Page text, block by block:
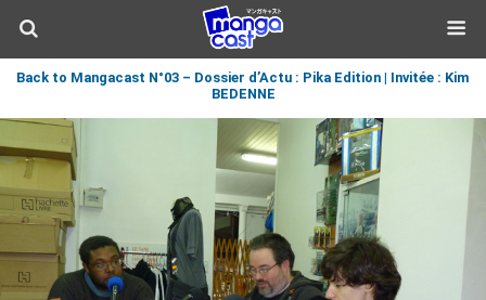
Back to Mangacast N°03 – Dossier d’Actu : Pika Edition | Invitée : Kim
BEDENNE